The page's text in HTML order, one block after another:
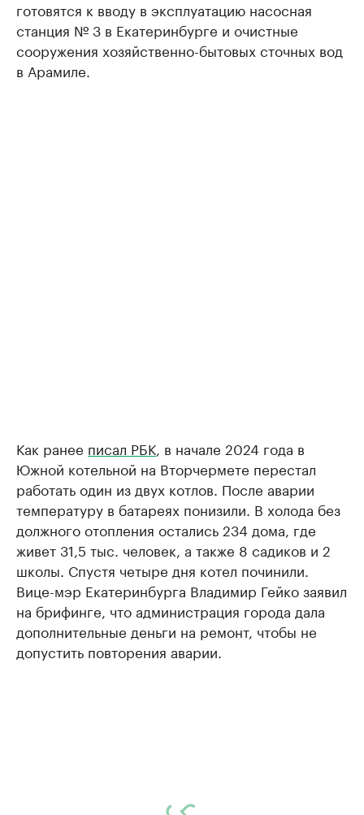
готовятся к вводу в эксплуатацию насосная
станция № 3 в Екатеринбурге и очистные
сооружения хозяйственно-бытовых сточных вод
в Арамиле.
Как ранее писал РБК , в начале 2024 года в
Южной котельной на Вторчермете перестал
работать один из двух котлов. После аварии
температуру в батареях понизили. В холода без
должного отопления остались 234 дома, где
живет 31,5 тыс. человек, а также 8 садиков и 2
школы. Спустя четыре дня котел починили.
Вице-мэр Екатеринбурга Владимир Гейко заявил
на брифинге, что администрация города дала
дополнительные деньги на ремонт, чтобы не
допустить повторения аварии.